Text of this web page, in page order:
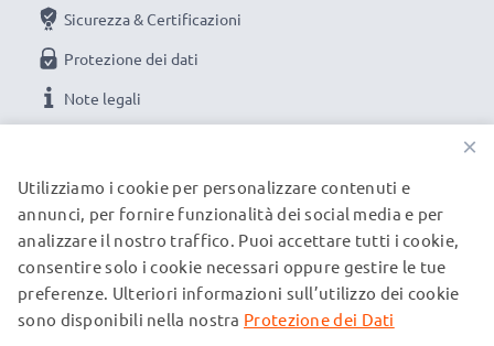
Sicurezza & Certificazioni
Protezione dei dati
Note legali
I NOSTRI PARTNER DI SPEDIZIONE
© subtel.it 2026
×
Utilizziamo i cookie per personalizzare contenuti e
annunci, per fornire funzionalità dei social media e per
analizzare il nostro traffico. Puoi accettare tutti i cookie,
consentire solo i cookie necessari oppure gestire le tue
preferenze. Ulteriori informazioni sull’utilizzo dei cookie
sono disponibili nella nostra Protezione dei Dati